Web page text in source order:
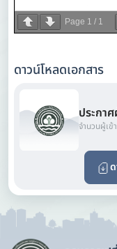
Page 1 / 1
ดาวน์โหลดเอกสาร
ประกา
จำนวนผู้เข้